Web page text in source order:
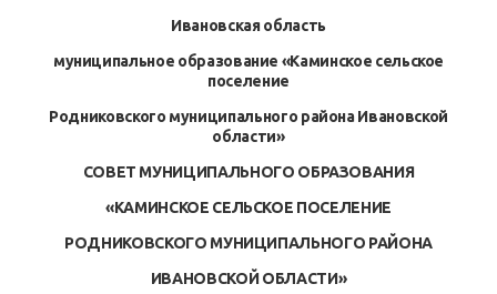
Ивановская область
муниципальное образование «Каминское сельское
поселение
Родниковского муниципального района Ивановской
области»
СОВЕТ МУНИЦИПАЛЬНОГО ОБРАЗОВАНИЯ
«КАМИНСКОЕ СЕЛЬСКОЕ ПОСЕЛЕНИЕ
РОДНИКОВСКОГО МУНИЦИПАЛЬНОГО РАЙОНА
ИВАНОВСКОЙ ОБЛАСТИ»